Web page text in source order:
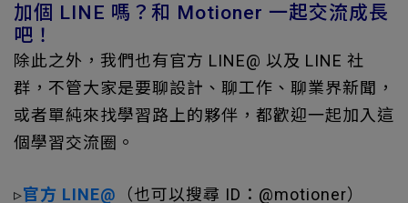
加個 LINE 嗎？和 Motioner 一起交流成長
吧！
除此之外，我們也有官方 LINE@ 以及 LINE 社
群，不管大家是要聊設計、聊工作、聊業界新聞，
或者單純來找學習路上的夥伴，都歡迎一起加入這
個學習交流圈。
▹官方 LINE@ （也可以搜尋 ID：@motioner）